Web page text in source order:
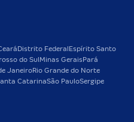
Distrito Federal Espírito Santo
do Sul Minas Gerais Pará
JaneiroRio Grande do Norte
CatarinaSão PauloSergipe